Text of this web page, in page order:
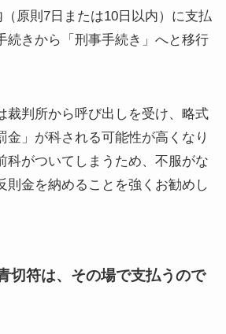
原則7日または10日以内）に支払
続きから「刑事手続き」へと移行
裁判所から呼び出しを受け、略式
金」が科される可能性が高くなり
科がついてしまうため、不服がな
則金を納めることを強くお勧めし
切符は、その場で支払うので